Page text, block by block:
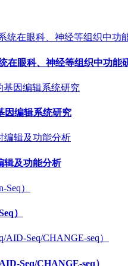
在眼科、神经等组织中功能
因编辑系统研究
辑及功能分析
）
Seq/CHANGE-seq）